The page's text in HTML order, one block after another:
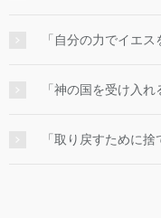
「自分の力でイエ
「神の国を受け入れ
「取り戻すために捨